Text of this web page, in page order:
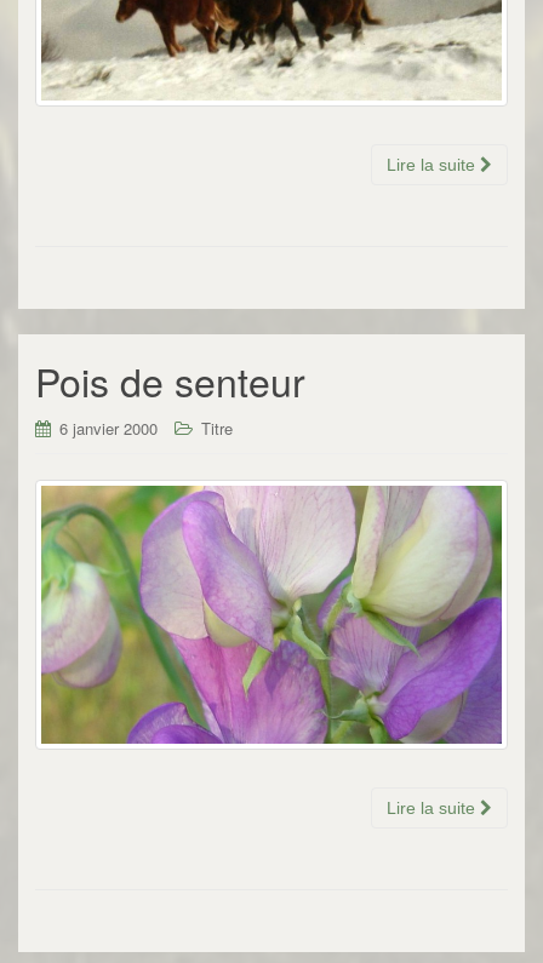
Lire la suite
Pois de senteur
6 janvier 2000 Titre
Lire la suite